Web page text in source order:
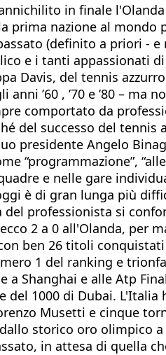
in finale
prima nazione al
(definito a priori -
e i tanti appassionati
Davis, del tennis
’60 , ’70 e ’80 –
comportato da
del successo del
presidente Angelo
“programmazione”,
e nelle gare
è di gran lunga più
professionista si
2 a 0 all'Olanda,
ben 26 titoli
1 del ranking e
a Shanghai e alle Atp
del 1000 di Dubai.
Musetti e cinque
storico oro
in attesa di quella